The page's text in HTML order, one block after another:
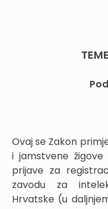
Ovaj se Zakon
i jamstvene
prijave za
zavodu za
Hrvatske (u